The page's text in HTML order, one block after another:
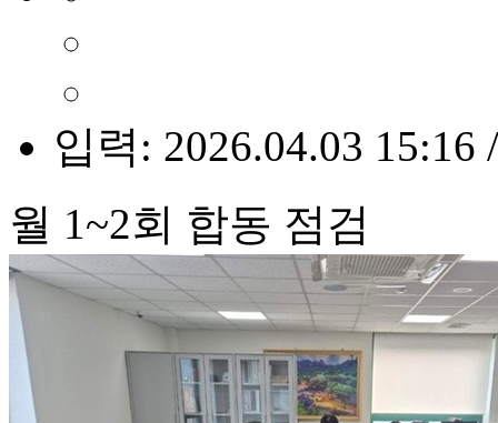
입력: 2026.04.03 15:16
월 1~2회 합동 점검